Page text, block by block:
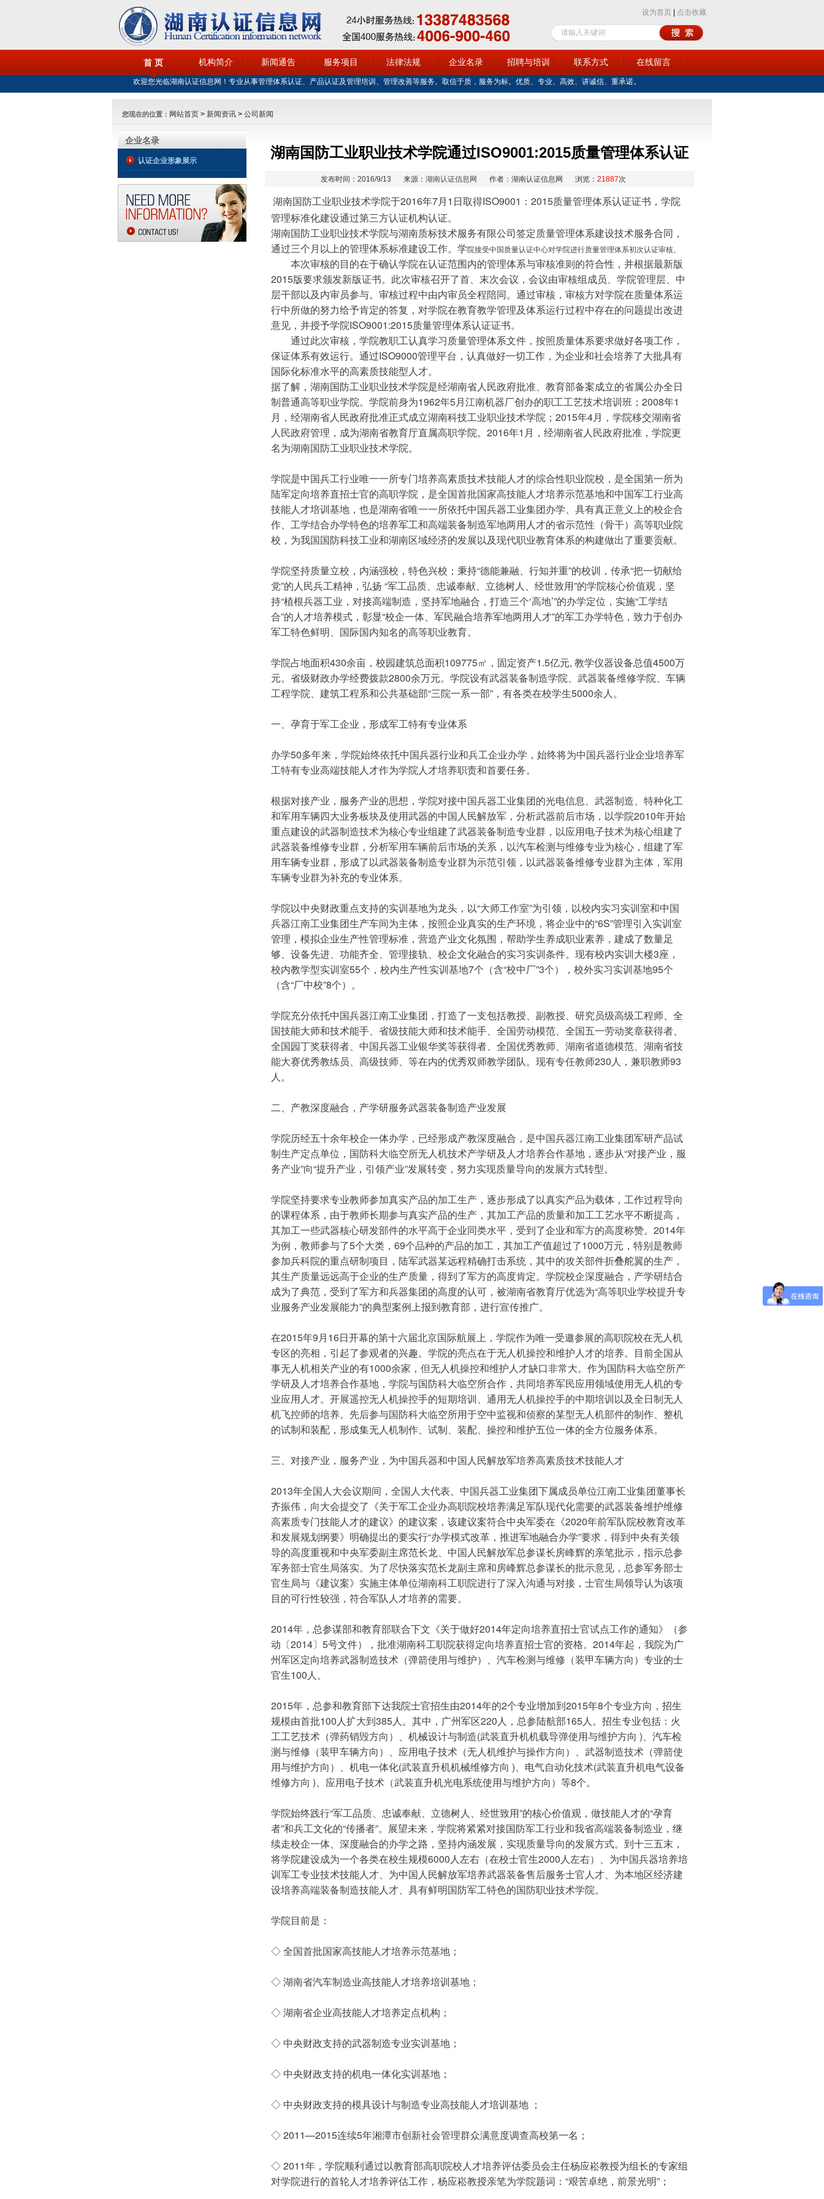
设为首页 点击收藏
首 页
欢迎您光临湖南认证信息网！专业从事管理体系认证、产品认证及管理培训、管理改善等服务。取信于质，服务为标。优质、专业、高效、讲诚信、重承诺。
机构简介 新闻通告 服务项目 法律法规 企业名录 招聘与培训 联系方式 在线留言
您现在的位置： 网站首页 > 新闻资讯 > 公司新闻
企业名录
认证企业形象展示 湖南国防工业职业技术学院通过ISO9001:2015质量管理体系认证
发布时间：2016/9/13 来源： 湖南认证信息网 作者：湖南认证信息网 浏览： 21887次
湖南国防工业职业技术学院于2016年7月1日取得ISO9001：2015质量管理体系认证证书，学院
管理标准化建设通过第三方认证机构认证。
湖南国防工业职业技术学院与湖南质标技术服务有限公司签定质量管理体系建设技术服务合同，
通过三个月以上的管理体系标准建设工作。学院接受中国质量认证中心对学院进行质量管理体系初次认证审核。
本次审核的目的在于确认学院在认证范围内的管理体系与审核准则的符合性，并根据最新版
2015版要求颁发新版证书。此次审核召开了首、末次会议，会议由审核组成员、学院管理层、中
层干部以及内审员参与。审核过程中由内审员全程陪同。通过审核，审核方对学院在质量体系运
行中所做的努力给予肯定的答复，对学院在教育教学管理及体系运行过程中存在的问题提出改进
意见，并授予学院ISO9001:2015质量管理体系认证证书。
通过此次审核，学院教职工认真学习质量管理体系文件，按照质量体系要求做好各项工作，
保证体系有效运行。通过ISO9000管理平台，认真做好一切工作，为企业和社会培养了大批具有
国际化标准水平的高素质技能型人才。
据了解，湖南国防工业职业技术学院是经湖南省人民政府批准、教育部备案成立的省属公办全日
制普通高等职业学院。学院前身为1962年5月江南机器厂创办的职工工艺技术培训班；2008年1
月，经湖南省人民政府批准正式成立湖南科技工业职业技术学院；2015年4月，学院移交湖南省
人民政府管理，成为湖南省教育厅直属高职学院。2016年1月，经湖南省人民政府批准，学院更
名为湖南国防工业职业技术学院。
学院是中国兵工行业唯一一所专门培养高素质技术技能人才的综合性职业院校，是全国第一所为
陆军定向培养直招士官的高职学院，是全国首批国家高技能人才培养示范基地和中国军工行业高
技能人才培训基地，也是湖南省唯一一所依托中国兵器工业集团办学、具有真正意义上的校企合
作、工学结合办学特色的培养军工和高端装备制造军地两用人才的省示范性（骨干）高等职业院
校，为我国国防科技工业和湖南区域经济的发展以及现代职业教育体系的构建做出了重要贡献。
学院坚持质量立校，内涵强校，特色兴校；秉持“德能兼融、行知并重”的校训，传承“把一切献给
党”的人民兵工精神，弘扬 “军工品质、忠诚奉献、立德树人、经世致用”的学院核心价值观，坚
持“植根兵器工业，对接高端制造，坚持军地融合，打造三个‘高地’”的办学定位，实施“工学结
合”的人才培养模式，彰显“校企一体、军民融合培养军地两用人才”的军工办学特色，致力于创办
军工特色鲜明、国际国内知名的高等职业教育。
学院占地面积430余亩，校园建筑总面积109775㎡，固定资产1.5亿元, 教学仪器设备总值4500万
元。省级财政办学经费拨款2800余万元。学院设有武器装备制造学院、武器装备维修学院、车辆
工程学院、建筑工程系和公共基础部“三院一系一部”，有各类在校学生5000余人。
一、孕育于军工企业，形成军工特有专业体系
办学50多年来，学院始终依托中国兵器行业和兵工企业办学，始终将为中国兵器行业企业培养军
工特有专业高端技能人才作为学院人才培养职责和首要任务。
根据对接产业，服务产业的思想，学院对接中国兵器工业集团的光电信息、武器制造、特种化工
和军用车辆四大业务板块及使用武器的中国人民解放军，分析武器前后市场，以学院2010年开始
重点建设的武器制造技术为核心专业组建了武器装备制造专业群，以应用电子技术为核心组建了
武器装备维修专业群，分析军用车辆前后市场的关系，以汽车检测与维修专业为核心，组建了军
用车辆专业群，形成了以武器装备制造专业群为示范引领，以武器装备维修专业群为主体，军用
车辆专业群为补充的专业体系。
学院以中央财政重点支持的实训基地为龙头，以“大师工作室”为引领，以校内实习实训室和中国
兵器江南工业集团生产车间为主体，按照企业真实的生产环境，将企业中的“6S”管理引入实训室
管理，模拟企业生产性管理标准，营造产业文化氛围，帮助学生养成职业素养，建成了数量足
够、设备先进、功能齐全、管理接轨、校企文化融合的实习实训条件。现有校内实训大楼3座，
校内教学型实训室55个，校内生产性实训基地7个（含“校中厂”3个），校外实习实训基地95个
（含“厂中校”8个）。
学院充分依托中国兵器江南工业集团，打造了一支包括教授、副教授、研究员级高级工程师、全
国技能大师和技术能手、省级技能大师和技术能手、全国劳动模范、全国五一劳动奖章获得者、
全国园丁奖获得者、中国兵器工业银华奖等获得者、全国优秀教师、湖南省道德模范、湖南省技
能大赛优秀教练员、高级技师、等在内的优秀双师教学团队。现有专任教师230人，兼职教师93
人。
二、产教深度融合，产学研服务武器装备制造产业发展
学院历经五十余年校企一体办学，已经形成产教深度融合，是中国兵器江南工业集团军研产品试
制生产定点单位，国防科大临空所无人机技术产学研及人才培养合作基地，逐步从“对接产业，服
务产业”向“提升产业，引领产业”发展转变，努力实现质量导向的发展方式转型。
学院坚持要求专业教师参加真实产品的加工生产，逐步形成了以真实产品为载体，工作过程导向
的课程体系，由于教师长期参与真实产品的生产，其加工产品的质量和加工工艺水平不断提高，
其加工一些武器核心研发部件的水平高于企业同类水平，受到了企业和军方的高度称赞。2014年
为例，教师参与了5个大类，69个品种的产品的加工，其加工产值超过了1000万元，特别是教师
参加兵科院的重点研制项目，陆军武器某远程精确打击系统，其中的攻关部件折叠舵翼的生产，
其生产质量远远高于企业的生产质量，得到了军方的高度肯定。学院校企深度融合，产学研结合
成为了典范，受到了军方和兵器集团的高度的认可，被湖南省教育厅优选为“高等职业学校提升专
业服务产业发展能力”的典型案例上报到教育部，进行宣传推广。
在2015年9月16日开幕的第十六届北京国际航展上，学院作为唯一受邀参展的高职院校在无人机
专区的亮相，引起了参观者的兴趣。学院的亮点在于无人机操控和维护人才的培养。目前全国从
事无人机相关产业的有1000余家，但无人机操控和维护人才缺口非常大。作为国防科大临空所产
学研及人才培养合作基地，学院与国防科大临空所合作，共同培养军民应用领域使用无人机的专
业应用人才。开展遥控无人机操控手的短期培训、通用无人机操控手的中期培训以及全日制无人
机飞控师的培养。先后参与国防科大临空所用于空中监视和侦察的某型无人机部件的制作、整机
的试制和装配，形成集无人机制作、试制、装配、操控和维护五位一体的全方位服务体系。
三、对接产业，服务产业，为中国兵器和中国人民解放军培养高素质技术技能人才
2013年全国人大会议期间，全国人大代表、中国兵器工业集团下属成员单位江南工业集团董事长
齐振伟，向大会提交了《关于军工企业办高职院校培养满足军队现代化需要的武器装备维护维修
高素质专门技能人才的建议》的建议案，该建议案符合中央军委在《2020年前军队院校教育改革
和发展规划纲要》明确提出的要实行“办学模式改革，推进军地融合办学”要求，得到中央有关领
导的高度重视和中央军委副主席范长龙、中国人民解放军总参谋长房峰辉的亲笔批示，指示总参
军务部士官生局落实。为了尽快落实范长龙副主席和房峰辉总参谋长的批示意见，总参军务部士
官生局与《建议案》实施主体单位湖南科工职院进行了深入沟通与对接，士官生局领导认为该项
目的可行性较强，符合军队人才培养的需要。
2014年，总参谋部和教育部联合下文《关于做好2014年定向培养直招士官试点工作的通知》（参
动〔2014〕5号文件），批准湖南科工职院获得定向培养直招士官的资格。2014年起，我院为广
州军区定向培养武器制造技术（弹箭使用与维护）、汽车检测与维修（装甲车辆方向）专业的士
官生100人。
2015年，总参和教育部下达我院士官招生由2014年的2个专业增加到2015年8个专业方向，招生
规模由首批100人扩大到385人。其中，广州军区220人，总参陆航部165人。招生专业包括：火
工工艺技术（弹药销毁方向）、机械设计与制造(武装直升机机载导弹使用与维护方向 )、汽车检
测与维修（装甲车辆方向）、应用电子技术（无人机维护与操作方向）、武器制造技术（弹箭使
用与维护方向）、机电一体化(武装直升机机械维修方向 )、电气自动化技术(武装直升机电气设备
维修方向 )、应用电子技术（武装直升机光电系统使用与维护方向）等8个。
学院始终践行“军工品质、忠诚奉献、立德树人、经世致用”的核心价值观，做技能人才的“孕育
者”和兵工文化的“传播者”。展望未来，学院将紧紧对接国防军工行业和我省高端装备制造业，继
续走校企一体、深度融合的办学之路，坚持内涵发展，实现质量导向的发展方式。到十三五末，
将学院建设成为一个各类在校生规模6000人左右（在校士官生2000人左右）、为中国兵器培养培
训军工专业技术技能人才、为中国人民解放军培养武器装备售后服务士官人才、为本地区经济建
设培养高端装备制造技能人才、具有鲜明国防军工特色的国防职业技术学院。
学院目前是：
◇ 全国首批国家高技能人才培养示范基地；
◇ 湖南省汽车制造业高技能人才培养培训基地；
◇ 湖南省企业高技能人才培养定点机构；
◇ 中央财政支持的武器制造专业实训基地；
◇ 中央财政支持的机电一体化实训基地；
◇ 中央财政支持的模具设计与制造专业高技能人才培训基地 ；
◇ 2011—2015连续5年湘潭市创新社会管理群众满意度调查高校第一名；
◇ 2011年，学院顺利通过以教育部高职院校人才培养评估委员会主任杨应崧教授为组长的专家组
对学院进行的首轮人才培养评估工作，杨应崧教授亲笔为学院题词：“艰苦卓绝，前景光明”；